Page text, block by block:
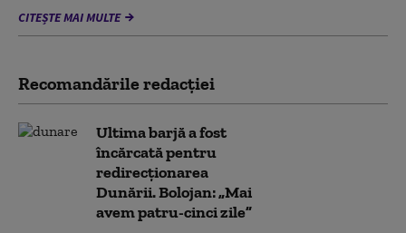
CITEȘTE MAI MULTE
Recomandările redacţiei
Ultima barjă a fost
încărcată pentru
redirecționarea
Dunării. Bolojan: „Mai
avem patru-cinci zile”